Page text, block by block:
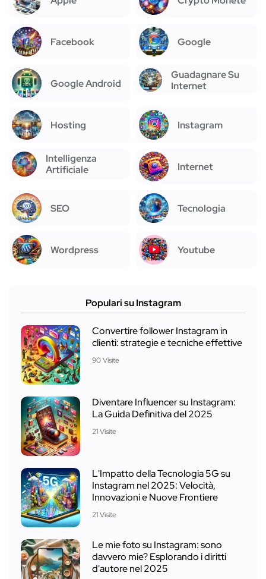
Facebook Google
Google Android
Guadagnare Su
Internet
Hosting Instagram
Intelligenza
Artificiale
Internet
SEO Tecnologia
Wordpress Youtube
Populari su Instagram
Convertire follower Instagram in
clienti: strategie e tecniche effettive
90 Visite
Diventare Influencer su Instagram:
La Guida Definitiva del 2025
21 Visite
L'Impatto della Tecnologia 5G su
Instagram nel 2025: Velocità,
Innovazioni e Nuove Frontiere
21 Visite
Le mie foto su Instagram: sono
davvero mie? Esplorando i diritti
d'autore nel 2025